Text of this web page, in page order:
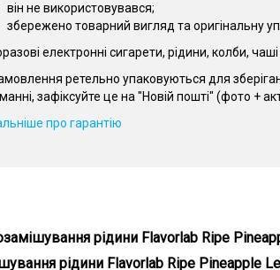
він не використовувався;
збережено товарний вигляд та оригінальну
електронні сигарети, рідини, колби,
ретельно упаковуються для
зафіксуйте це на "Новій пошті" (фото +
про гарантію
рідини Flavorlab Ripe
рідини Flavorlab Ripe Pineapple Lemon
рідини Flavorlab Ripe Pineapple